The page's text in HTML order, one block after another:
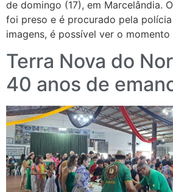
de domingo (17), em Marcelândia.
foi preso e é procurado pela
imagens, é possível ver o
Terra Nova do
40 anos de